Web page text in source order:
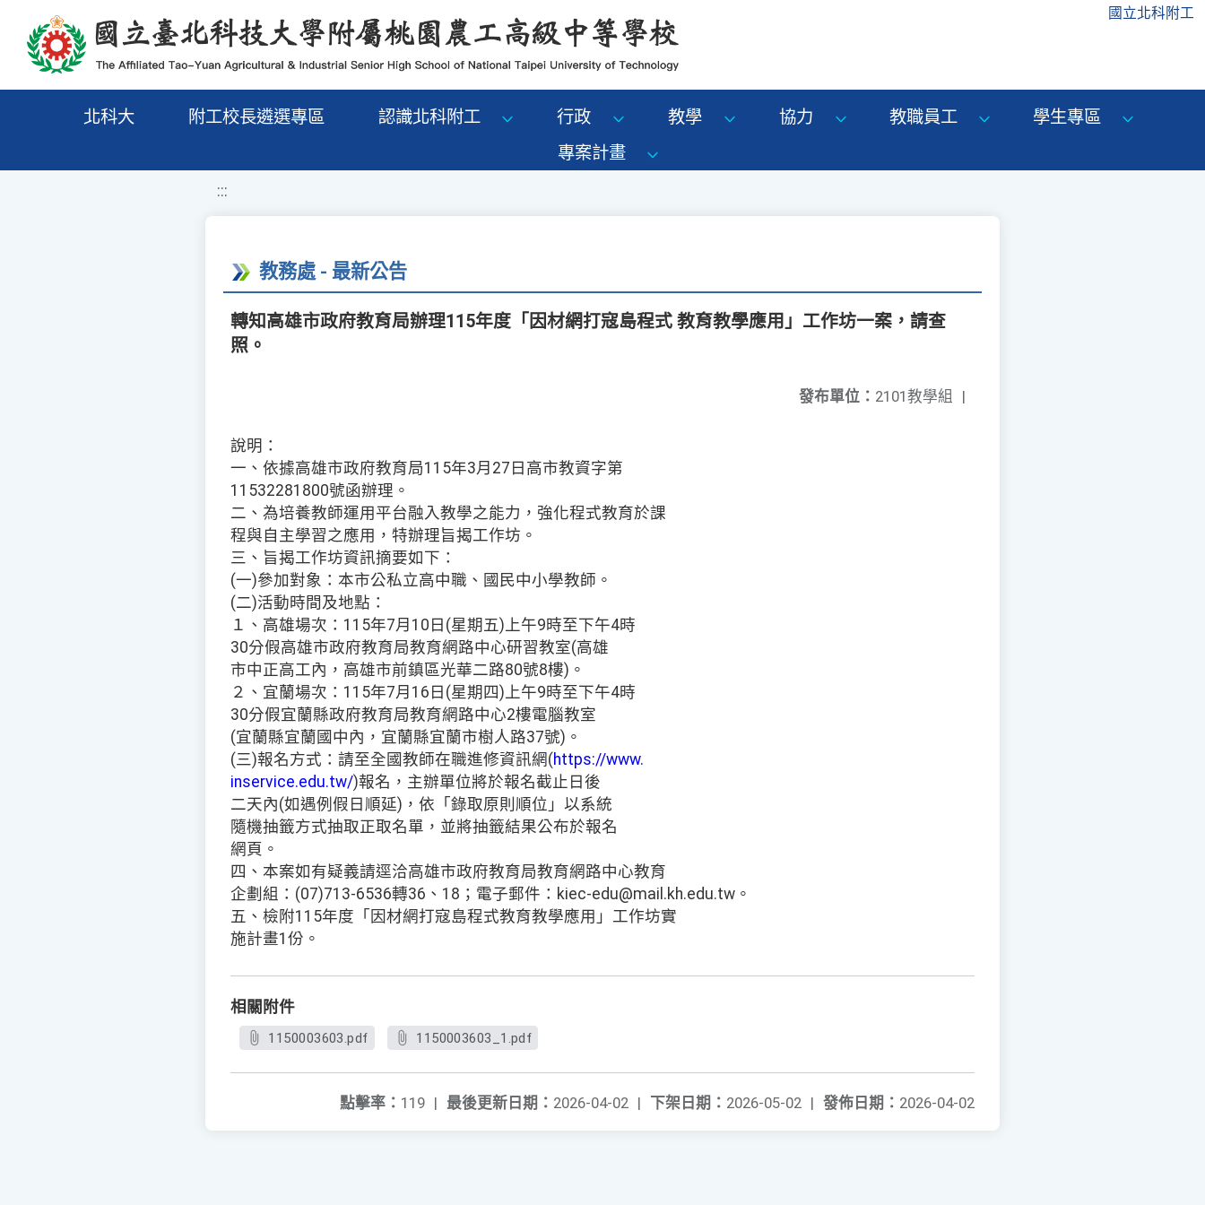
移至網頁之主要內容區位置 國立北科附工
北科大 附工校長遴選專區 認識北科附工 行政 教學 協力 教職員工
學生專區
專案計畫
:::
教務處 - 最新公告
轉知高雄市政府教育局辦理115年度「因材網打寇島程式 教育教學應用」工作坊一案，請查
照。
發布單位： 2101教學組 |
說明：
一、依據高雄市政府教育局115年3月27日高市教資字第
11532281800號函辦理。
二、為培養教師運用平台融入教學之能力，強化程式教育於課
程與自主學習之應用，特辦理旨揭工作坊。
三、旨揭工作坊資訊摘要如下：
(一)參加對象：本市公私立高中職、國民中小學教師。
(二)活動時間及地點：
１、高雄場次：115年7月10日(星期五)上午9時至下午4時
30分假高雄市政府教育局教育網路中心研習教室(高雄
市中正高工內，高雄市前鎮區光華二路80號8樓)。
２、宜蘭場次：115年7月16日(星期四)上午9時至下午4時
30分假宜蘭縣政府教育局教育網路中心2樓電腦教室
(宜蘭縣宜蘭國中內，宜蘭縣宜蘭市樹人路37號)。
(三)報名方式：請至全國教師在職進修資訊網(https://www.
inservice.edu.tw/)報名，主辦單位將於報名截止日後
二天內(如遇例假日順延)，依「錄取原則順位」以系統
隨機抽籤方式抽取正取名單，並將抽籤結果公布於報名
網頁。
四、本案如有疑義請逕洽高雄市政府教育局教育網路中心教育
企劃組：(07)713-6536轉36、18；電子郵件：kiec-edu@mail.kh.edu.tw。
五、檢附115年度「因材網打寇島程式教育教學應用」工作坊實
施計畫1份。
相關附件
1150003603.pdf 1150003603_1.pdf
發佈日期： 2026-04-02
下架日期： 2026-05-02 |
最後更新日期： 2026-04-02 |
點擊率： 119 |